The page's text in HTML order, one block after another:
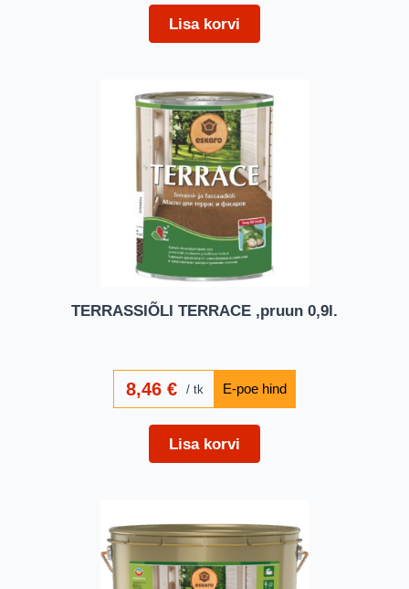
Lisa korvi
TERRASSIÕLI TERRACE ,pruun 0,9l.
8,46€ tk
Lisa korvi